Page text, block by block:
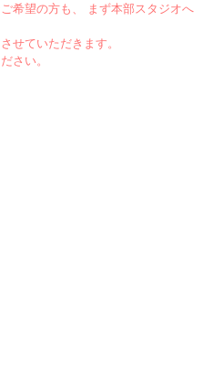
希望の方も、 まず本部スタジオへ
せていただきます。
さい。